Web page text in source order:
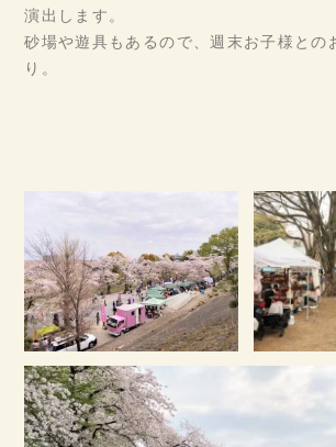
演出します。
砂場や遊具もあるので、週末お子様との
り。